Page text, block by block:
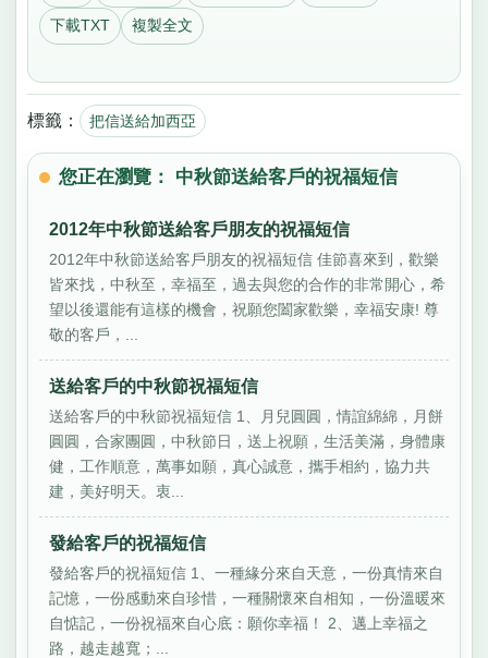
下載TXT 複製全文
標籤： 把信送給加西亞
您正在瀏覽： 中秋節送給客戶的祝福短信
2012年中秋節送給客戶朋友的祝福短信
2012年中秋節送給客戶朋友的祝福短信 佳節喜來到，歡樂
皆來找，中秋至，幸福至，過去與您的合作的非常開心，希
望以後還能有這樣的機會，祝願您闔家歡樂，幸福安康! 尊
敬的客戶，...
送給客戶的中秋節祝福短信
送給客戶的中秋節祝福短信 1、月兒圓圓，情誼綿綿，月餅
圓圓，合家團圓，中秋節日，送上祝願，生活美滿，身體康
健，工作順意，萬事如願，真心誠意，攜手相約，協力共
建，美好明天。衷...
發給客戶的祝福短信
發給客戶的祝福短信 1、一種緣分來自天意，一份真情來自
記憶，一份感動來自珍惜，一種關懷來自相知，一份溫暖來
自惦記，一份祝福來自心底：願你幸福！ 2、邁上幸福之
路，越走越寬；...